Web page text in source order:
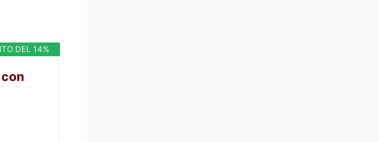
DEL 14%